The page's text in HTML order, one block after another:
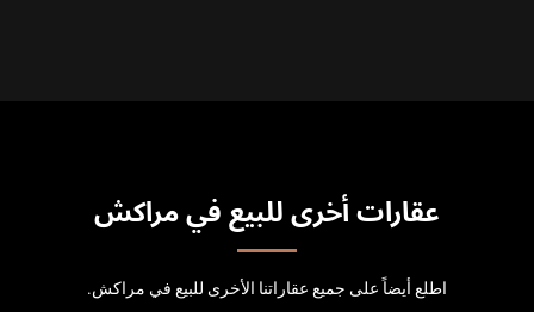
عقارات أخرى للبيع في مراكش
اطلع أيضاً على جميع عقاراتنا الأخرى للبيع في مراكش.